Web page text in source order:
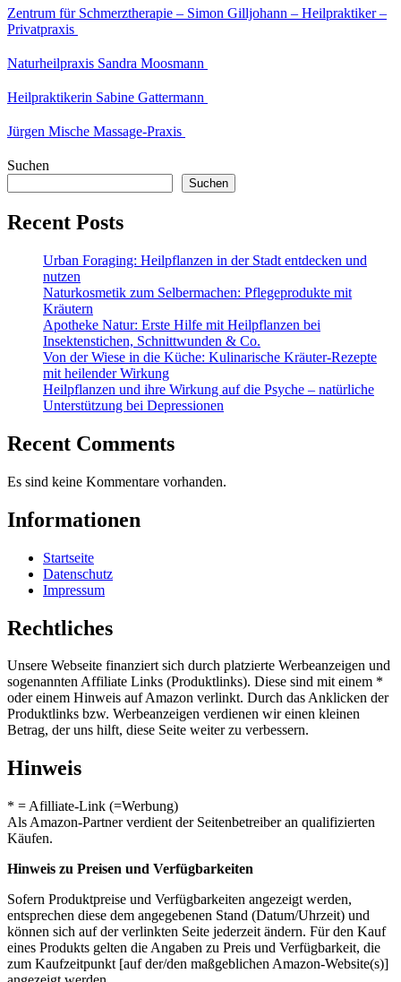
Zentrum für Schmerztherapie – Simon Gilljohann – Heilpraktiker –
Privatpraxis
Naturheilpraxis Sandra Moosmann
Heilpraktikerin Sabine Gattermann
Jürgen Mische Massage-Praxis
Suchen
Suchen
Recent Posts
Urban Foraging: Heilpflanzen in der Stadt entdecken und
nutzen
Naturkosmetik zum Selbermachen: Pflegeprodukte mit
Kräutern
Apotheke Natur: Erste Hilfe mit Heilpflanzen bei
Insektenstichen, Schnittwunden & Co.
Von der Wiese in die Küche: Kulinarische Kräuter-Rezepte
mit heilender Wirkung
Heilpflanzen und ihre Wirkung auf die Psyche – natürliche
Unterstützung bei Depressionen
Recent Comments
Es sind keine Kommentare vorhanden.
Informationen
Startseite
Datenschutz
Impressum
Rechtliches
Unsere Webseite finanziert sich durch platzierte Werbeanzeigen und
sogenannten Affiliate Links (Produktlinks). Diese sind mit einem *
oder einem Hinweis auf Amazon verlinkt. Durch das Anklicken der
Produktlinks bzw. Werbeanzeigen verdienen wir einen kleinen
Betrag, der uns hilft, diese Seite weiter zu verbessern.
Hinweis
* = Afilliate-Link (=Werbung)
Als Amazon-Partner verdient der Seitenbetreiber an qualifizierten
Käufen.
Hinweis zu Preisen und Verfügbarkeiten
Sofern Produktpreise und Verfügbarkeiten angezeigt werden,
entsprechen diese dem angegebenen Stand (Datum/Uhrzeit) und
können sich auf der verlinkten Seite jederzeit ändern. Für den Kauf
eines Produkts gelten die Angaben zu Preis und Verfügbarkeit, die
zum Kaufzeitpunkt [auf der/den maßgeblichen Amazon-Website(s)]